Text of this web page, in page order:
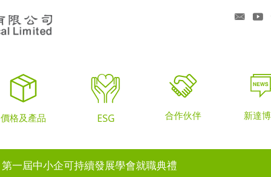
價格及產品 ESG 合作伙伴 新達
第一屆中小企可持續發展學會就職典禮